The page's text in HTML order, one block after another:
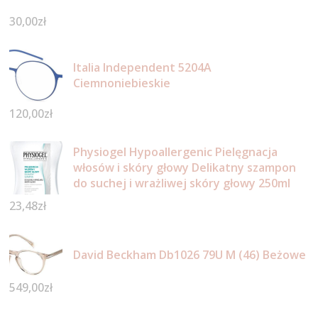
30,00zł
Italia Independent 5204A
Ciemnoniebieskie
120,00zł
Physiogel Hypoallergenic Pielęgnacja
włosów i skóry głowy Delikatny szampon
do suchej i wrażliwej skóry głowy 250ml
23,48zł
David Beckham Db1026 79U M (46) Beżowe
549,00zł